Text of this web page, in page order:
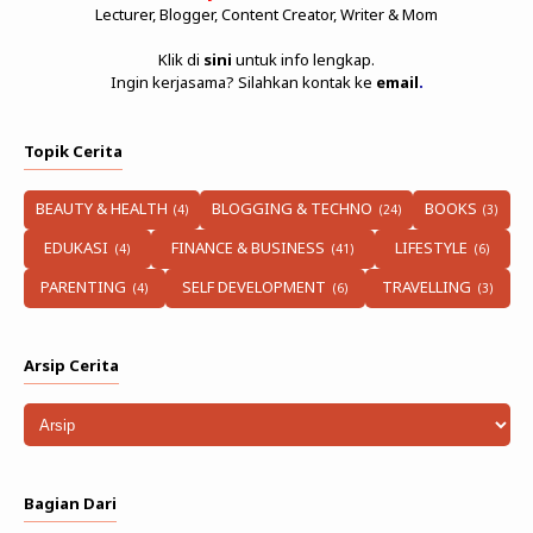
Lecturer, Blogger, Content Creator, Writer & Mom
Klik di sini untuk info lengkap.
Ingin kerjasama? Silahkan kontak ke email.
Topik Cerita
BEAUTY & HEALTH BLOGGING & TECHNO
BOOKS
EDUKASI
FINANCE & BUSINESS
LIFESTYLE
PARENTING
SELF DEVELOPMENT TRAVELLING
Arsip Cerita
Bagian Dari